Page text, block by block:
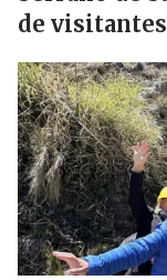
de visitantes